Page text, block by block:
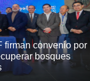
firman convenio por
bosques